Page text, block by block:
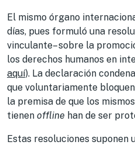
El mismo órgano
días, pues formuló una
vinculante– sobre la
los derechos humanos en
aquí). La declaración
que voluntariamente
la premisa de que los
tienen offline han de ser
Estas resoluciones suponen